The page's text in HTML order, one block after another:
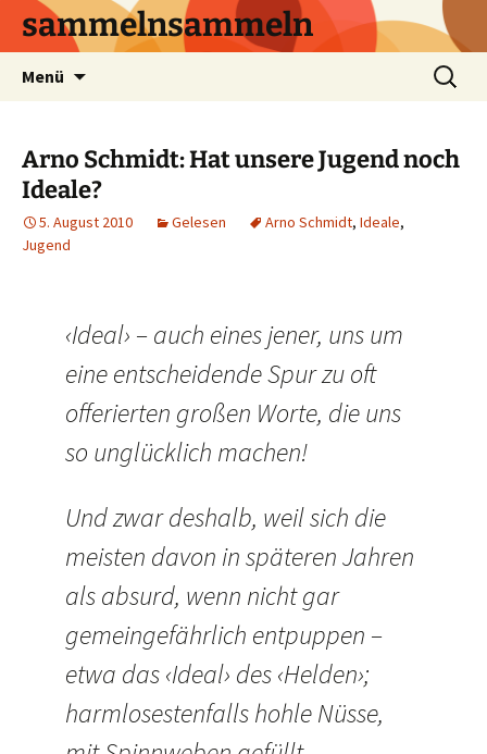
sammelnsammeln
Menü
Suchen
nach:
Arno Schmidt: Hat unsere Jugend noch
Ideale?
5. August 2010 Gelesen Arno Schmidt, Ideale,
Jugend
‹Ideal› – auch eines jener, uns um
eine entscheidende Spur zu oft
offerierten großen Worte, die uns
so unglücklich machen!
Und zwar deshalb, weil sich die
meisten davon in späteren Jahren
als absurd, wenn nicht gar
gemeingefährlich entpuppen –
etwa das ‹Ideal› des ‹Helden›;
harmlosestenfalls hohle Nüsse,